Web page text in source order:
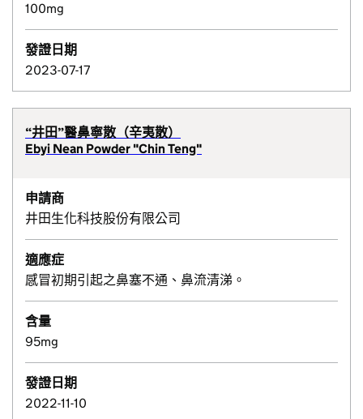
100mg
發證日期
2023-07-17
“井田”醫鼻寧散（辛夷散）
Ebyi Nean Powder "Chin Teng"
申請商
井田生化科技股份有限公司
適應症
感冒初期引起之鼻塞不通、鼻流清涕。
含量
95mg
發證日期
2022-11-10